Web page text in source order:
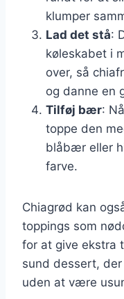
klumper
Lad det stå:
køleskabet i
over, så
og danne en
Tilføj bær:
toppe den
blåbær eller
farve.
Chiagrød kan
toppings som
for at give ekstra
sund dessert,
uden at være